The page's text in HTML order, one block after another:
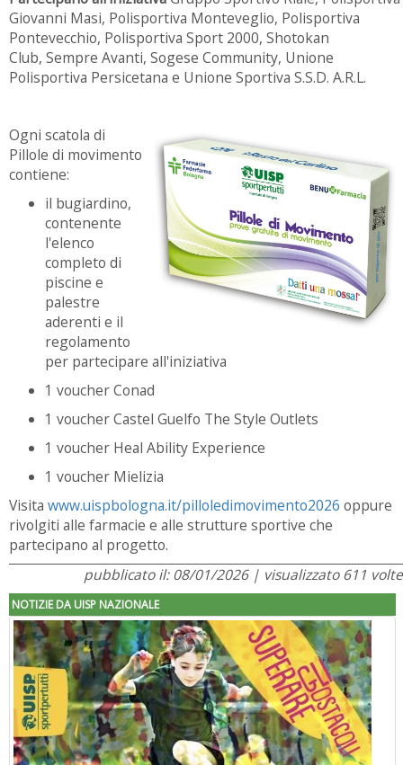
Giovanni Masi, Polisportiva Monteveglio, Polisportiva
Pontevecchio, Polisportiva Sport 2000, Shotokan
Club, Sempre Avanti, Sogese Community, Unione
Polisportiva Persicetana e Unione Sportiva S.S.D. A.R.L.
Ogni scatola di
Pillole di movimento
contiene:
il bugiardino,
contenente
l'elenco
completo di
piscine e
palestre
aderenti e il
regolamento
per partecipare all'iniziativa
1 voucher Conad
1 voucher Castel Guelfo The Style Outlets
1 voucher Heal Ability Experience
1 voucher Mielizia
Visita www.uispbologna.it/pilloledimovimento2026 oppure
rivolgiti alle farmacie e alle strutture sportive che
partecipano al progetto.
pubblicato il: 08/01/2026 | visualizzato 611 volte
NOTIZIE DA UISP NAZIONALE